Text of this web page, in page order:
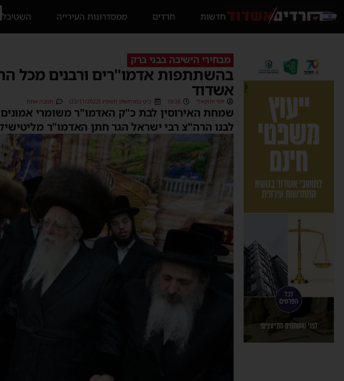
חדשות חרדים ממסדרונות העירייה השטיבל
מבחירי הישיבה בבני ברק
בהשתתפות אדמו"רים ורבנים מכל
אשדוד
יוסי יחזקאלי 19:38 כ״ט במרחשוון תשפ״ג (23/11/2022) תגובה אחת
שמחת האירוסין לבת כ"ק האדמו"ר משומרי
לבנו הרה"צ רבי ישראל הגר חתן האדמו"ר מליטישיק.